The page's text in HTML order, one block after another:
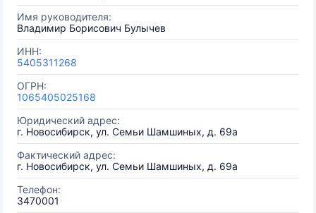
Имя руководителя:
Владимир Борисович Булычев
ИНН:
5405311268
ОГРН:
1065405025168
Юридический адрес:
г. Новосибирск, ул. Семьи Шамшиных, д. 69а
Фактический адрес:
г. Новосибирск, ул. Семьи Шамшиных, д. 69а
Телефон:
3470001